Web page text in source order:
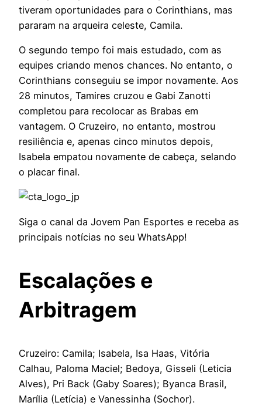
tiveram oportunidades para o Corinthians, mas
pararam na arqueira celeste, Camila.
O segundo tempo foi mais estudado, com as
equipes criando menos chances. No entanto, o
Corinthians conseguiu se impor novamente. Aos
28 minutos, Tamires cruzou e Gabi Zanotti
completou para recolocar as Brabas em
vantagem. O Cruzeiro, no entanto, mostrou
resiliência e, apenas cinco minutos depois,
Isabela empatou novamente de cabeça, selando
o placar final.
Siga o canal da Jovem Pan Esportes e receba as
principais notícias no seu WhatsApp!
Escalações e
Arbitragem
Cruzeiro: Camila; Isabela, Isa Haas, Vitória
Calhau, Paloma Maciel; Bedoya, Gisseli (Leticia
Alves), Pri Back (Gaby Soares); Byanca Brasil,
Marília (Letícia) e Vanessinha (Sochor).